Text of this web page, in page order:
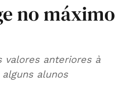
no máximo
valores anteriores à
alunos